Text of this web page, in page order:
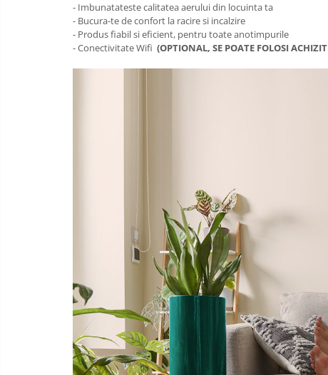
- Imbunatateste calitatea aerului din locuinta ta
- Bucura-te de confort la racire si incalzire
- Produs fiabil si eficient, pentru toate anotimpurile
- Conectivitate Wifi (OPTIONAL, SE POATE FOLOSI